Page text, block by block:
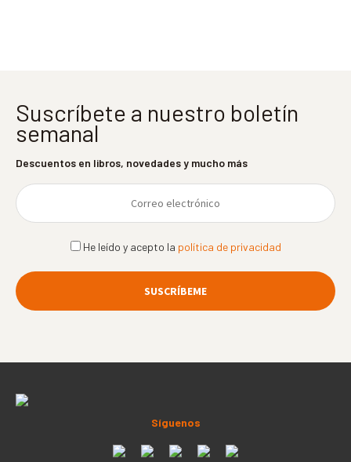
Suscríbete a nuestro boletín
semanal
Descuentos en libros, novedades y mucho más
He leído y acepto la política de privacidad
Síguenos